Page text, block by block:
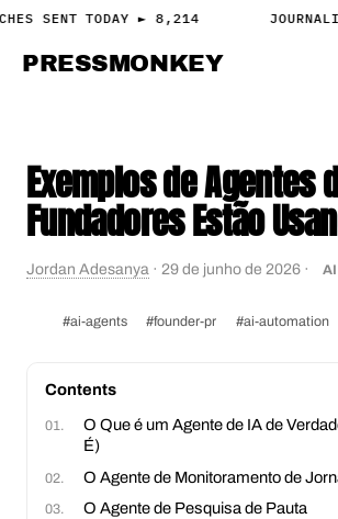
Exemplos de Agentes
Fundadores Estão
Jordan Adesanya · 29 de junho de 2026 ·
#ai-agents #founder-pr #ai-automation
Contents
O Que é um Agente de IA de
É)
O Agente de Monitoramento de
O Agente de Pesquisa de Pauta
SENT TODAY ► 8,214
PRESS MONKEY